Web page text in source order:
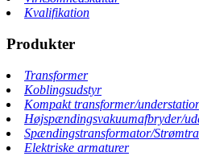
Kvalifikation
Produkter
Transformer
Koblingsudstyr
Kompakt transformer/
Højspændingsvakuumafbryder/
Spændingstransformator/
Elektriske armaturer